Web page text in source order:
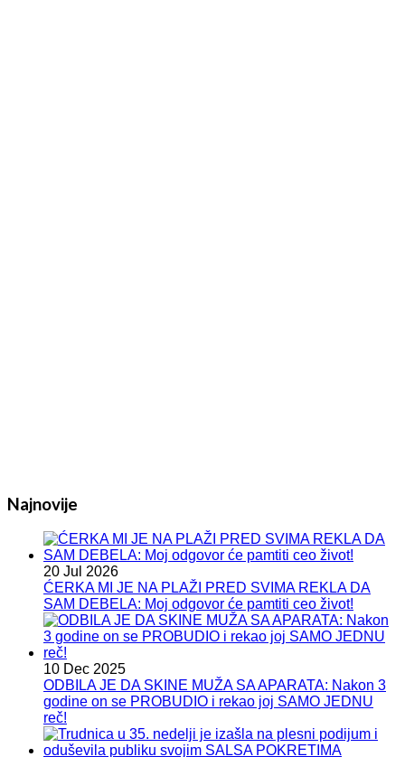
Najnovije
20 Jul 2026
ĆERKA MI JE NA PLAŽI PRED SVIMA REKLA DA
SAM DEBELA: Moj odgovor će pamtiti ceo život!
10 Dec 2025
ODBILA JE DA SKINE MUŽA SA APARATA: Nakon 3
godine on se PROBUDIO i rekao joj SAMO JEDNU
reč!